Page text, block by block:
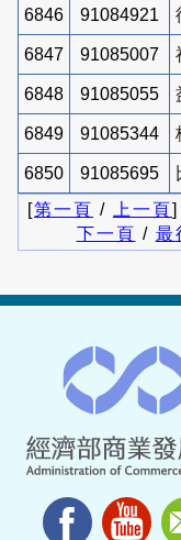
6846 91084921
6847 91085007
6848 91085055
6849 91085344
6850 91085695
[第一頁 / 上一頁]
下一頁 / 最